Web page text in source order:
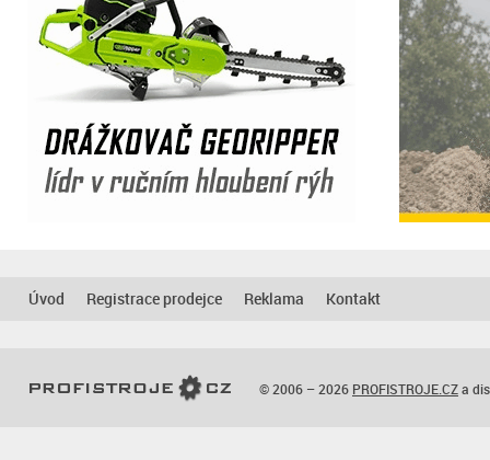
Úvod Registrace prodejce Reklama Kontakt
© 2006 – 2026 PROFISTROJE.CZa